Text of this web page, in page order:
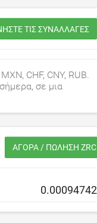
ΤΙΣ ΣΥΝΑΛΛΑΓΈΣ
CHF, CNY, RUB.
σε μια
ΑΓΟΡΆ / ΠΏΛΗΣΗ ZRC